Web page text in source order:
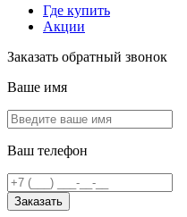
Где купить
Акции
Заказать обратный звонок
Ваше имя
Ваш телефон
Заказать